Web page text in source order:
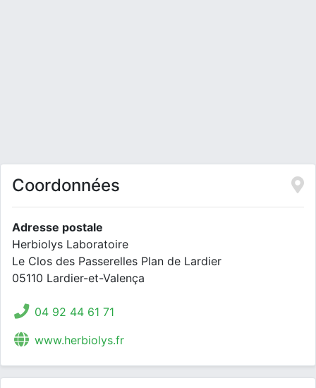
Coordonnées
Adresse postale
Herbiolys Laboratoire
Le Clos des Passerelles Plan de Lardier
05110 Lardier-et-Valença
04 92 44 61 71
www.herbiolys.fr